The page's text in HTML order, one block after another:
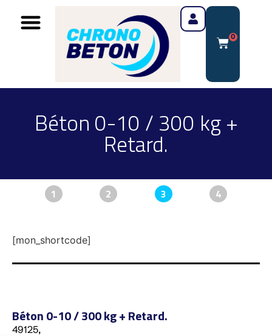
0
Béton 0-10 / 300 kg +
Retard.
1 2 3 4
[mon_shortcode]
Béton 0-10 / 300 kg + Retard.
49125,